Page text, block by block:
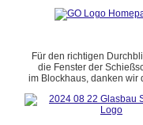
Für den richtigen
die Fenster der
im Blockhaus, danken wir